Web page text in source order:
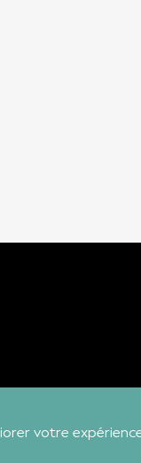
votre